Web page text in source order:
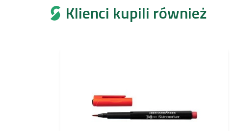
Klienci kupili również